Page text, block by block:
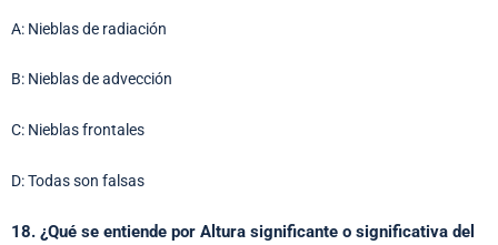
A: Nieblas de radiación
B: Nieblas de advección
C: Nieblas frontales
D: Todas son falsas
18. ¿Qué se entiende por Altura significante o significativa del